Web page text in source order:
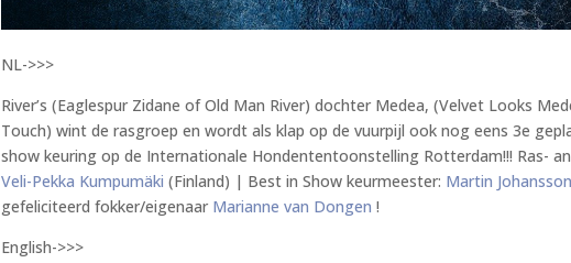
NL->>>
River’s (Eaglespur Zidane of Old Man River) dochter Medea, (Velvet Looks
Touch) wint de rasgroep en wordt als klap op de vuurpijl ook nog eens 3e
show keuring op de Internationale Hondententoonstelling Rotterdam!!! Ras-
Veli-Pekka Kumpumäki (Finland) | Best in Show keurmeester: Martin Johansson
gefeliciteerd fokker/eigenaar Marianne van Dongen !
English->>>